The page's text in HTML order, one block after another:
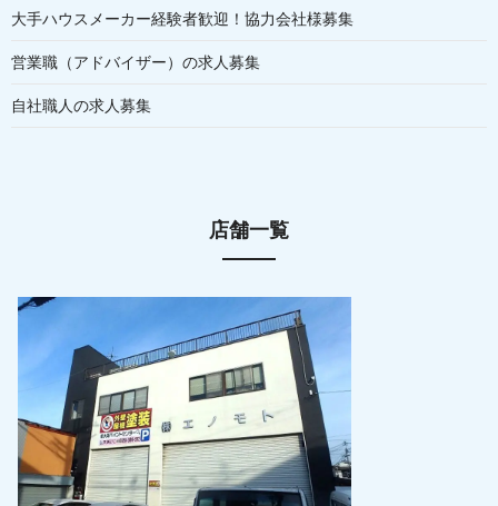
大手ハウスメーカー経験者歓迎！協力会社様募集
営業職（アドバイザー）の求人募集
自社職人の求人募集
店舗一覧